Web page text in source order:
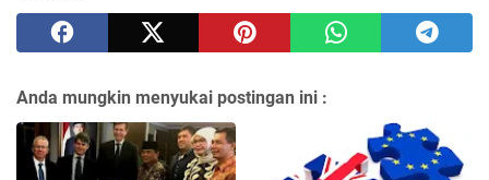
Anda mungkin menyukai postingan ini :